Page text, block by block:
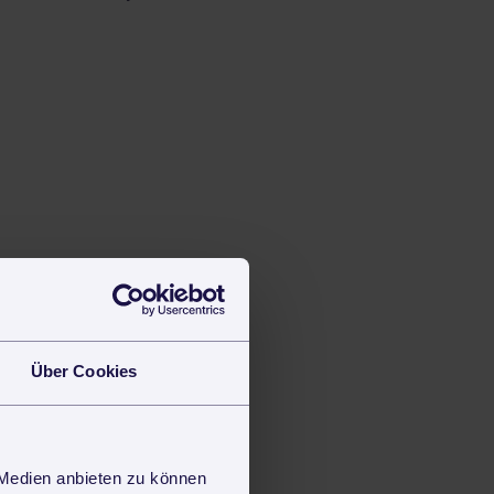
Über Cookies
anbieten zu können